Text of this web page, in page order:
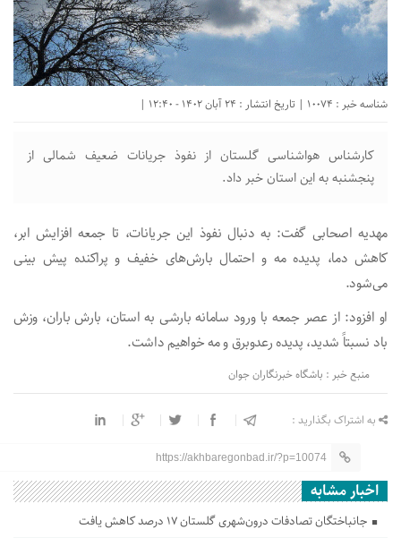
شناسه خبر : 10074 | تاریخ انتشار : 24 آبان 1402 - 12:40 |
کارشناس هواشناسی گلستان از نفوذ جریانات ضعیف شمالی از
پنجشنبه به این استان خبر داد.
مهدیه اصحابی گفت: به دنبال نفوذ این جریانات، تا جمعه افزایش ابر،
کاهش دما، پدیده مه و احتمال بارش‌های خفیف و پراکنده پیش بینی
می‌شود.
او افزود: از عصر جمعه با ورود سامانه بارشی به استان، بارش باران، وزش
باد نسبتاً شدید، پدیده رعدوبرق و مه خواهیم داشت.
منبع خبر : باشگاه خبرنگاران جوان
به اشتراک بگذارید :
https://akhbaregonbad.ir/?p=10074
اخبار مشابه
جانباختگان تصادفات درون‌شهری گلستان ۱۷ درصد کاهش یافت